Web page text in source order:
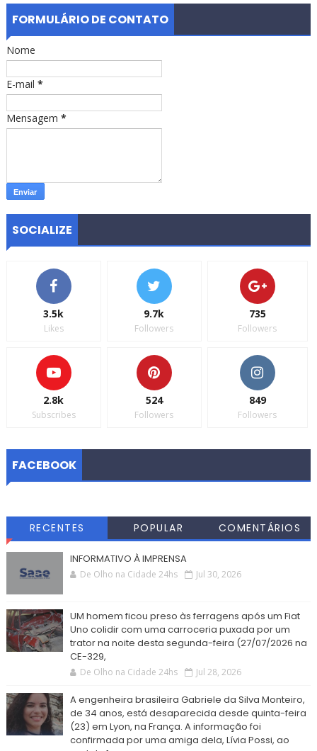
FORMULÁRIO DE CONTATO
Nome
E-mail *
Mensagem *
SOCIALIZE
3.5k
Likes
9.7k
Followers
735
Followers
2.8k
Subscribes
524
Followers
849
Followers
FACEBOOK
RECENTES POPULAR COMENTÁRIOS
INFORMATIVO À IMPRENSA
De Olho na Cidade 24hs Jul 30, 2026
UM homem ficou preso às ferragens após um Fiat
Uno colidir com uma carroceria puxada por um
trator na noite desta segunda-feira (27/07/2026 na
CE-329,
De Olho na Cidade 24hs Jul 28, 2026
A engenheira brasileira Gabriele da Silva Monteiro,
de 34 anos, está desaparecida desde quinta-feira
(23) em Lyon, na França. A informação foi
confirmada por uma amiga dela, Lívia Possi, ao